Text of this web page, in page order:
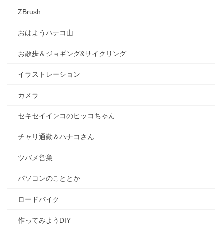
ZBrush
おはようハナコ山
お散歩＆ジョギング&サイクリング
イラストレーション
カメラ
セキセイインコのピッコちゃん
チャリ通勤＆ハナコさん
ツバメ営巣
パソコンのこととか
ロードバイク
作ってみようDIY